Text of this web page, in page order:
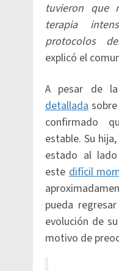
tuvieron que
terapia
protocolos
explicó el
A pesar de
detallada
confirmado
estable. Su
estado al
estedifícil
pueda
evolución de
motivo de